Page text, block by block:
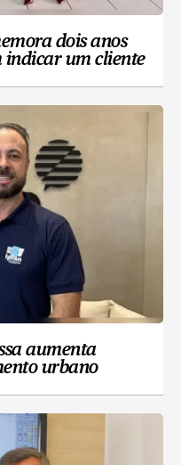
dois anos
indicar um cliente
aumenta
urbano